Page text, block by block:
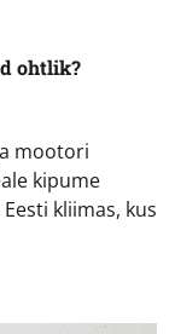
ohtlik?
mootori
kipume
kliimas, kus